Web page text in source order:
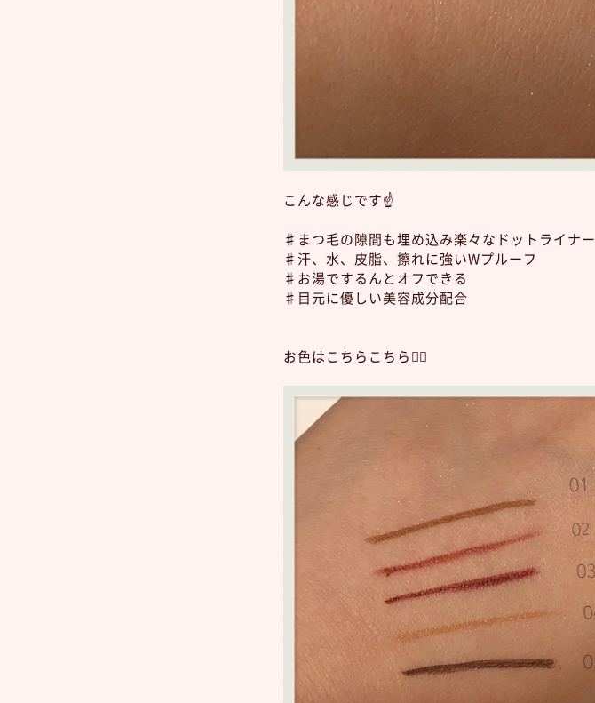
こんな感じです☝️
♯まつ毛の隙間も埋め込み楽々なドットライナー
♯汗、水、皮脂、擦れに強いWプルーフ
♯お湯でするんとオフできる
♯目元に優しい美容成分配合
お色はこちらこちら💁‍♀️